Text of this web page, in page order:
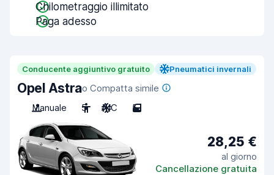
Chilometraggio illimitato
Paga adesso
Conducente aggiuntivo gratuito Pneumatici invernali
Opel Astrao Compatta simile
Manuale
5 A/C 5
28,25 €
al giorno
Cancellazione gratuita